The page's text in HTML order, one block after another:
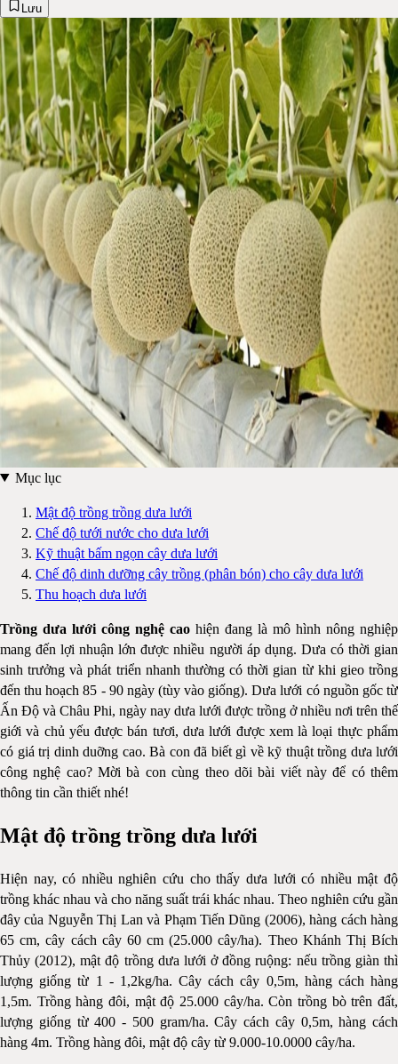
Lưu
Mục lục
Mật độ trồng trồng dưa lưới
Chế độ tưới nước cho dưa lưới
Kỹ thuật bấm ngọn cây dưa lưới
Chế độ dinh dưỡng cây trồng (phân bón) cho cây dưa lưới
Thu hoạch dưa lưới
Trồng dưa lưới công nghệ cao hiện đang là mô hình nông nghiệp
mang đến lợi nhuận lớn được nhiều người áp dụng. Dưa có thời gian
sinh trưởng và phát triển nhanh thường có thời gian từ khi gieo trồng
đến thu hoạch 85 - 90 ngày (tùy vào giống). Dưa lưới có nguồn gốc từ
Ấn Độ và Châu Phi, ngày nay dưa lưới được trồng ở nhiều nơi trên thế
giới và chủ yếu được bán tươi, dưa lưới được xem là loại thực phẩm
có giá trị dinh duỡng cao. Bà con đã biết gì về kỹ thuật trồng dưa lưới
công nghệ cao? Mời bà con cùng theo dõi bài viết này để có thêm
thông tin cần thiết nhé!
Mật độ trồng trồng dưa lưới
Hiện nay, có nhiều nghiên cứu cho thấy dưa lưới có nhiều mật độ
trồng khác nhau và cho năng suất trái khác nhau. Theo nghiên cứu gần
đây của Nguyễn Thị Lan và Phạm Tiến Dũng (2006), hàng cách hàng
65 cm, cây cách cây 60 cm (25.000 cây/ha). Theo Khánh Thị Bích
Thủy (2012), mật độ trồng dưa lưới ở đồng ruộng: nếu trồng giàn thì
lượng giống từ 1 - 1,2kg/ha. Cây cách cây 0,5m, hàng cách hàng
1,5m. Trồng hàng đôi, mật độ 25.000 cây/ha. Còn trồng bò trên đất,
lượng giống từ 400 - 500 gram/ha. Cây cách cây 0,5m, hàng cách
hàng 4m. Trồng hàng đôi, mật độ cây từ 9.000-10.0000 cây/ha.